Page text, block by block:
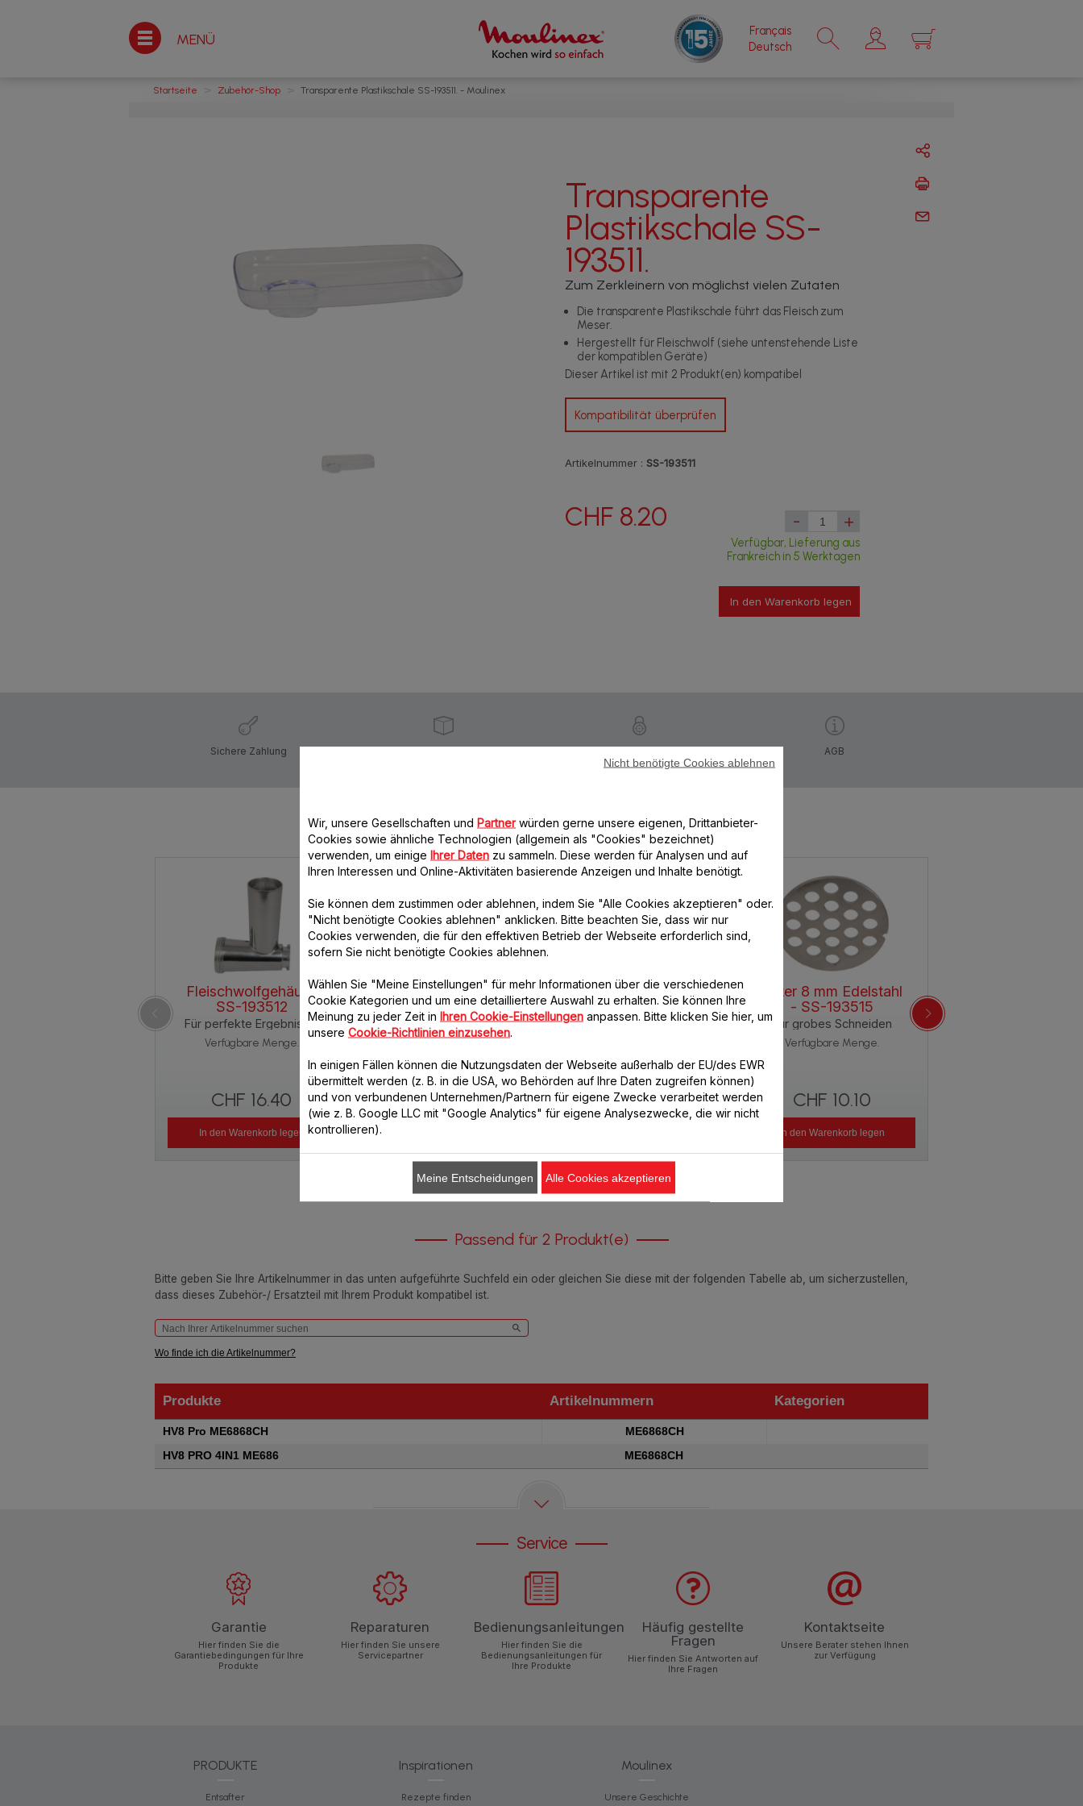
MENÜ
Français
Deutsch
×
Startseite > Zubehör-Shop Transparente Plastikschale SS-193511. - Moulinex
Transparente
Plastikschale SS-
193511.
Zum Zerkleinern von möglichst vielen Zutaten
Die transparente Plastikschale führt das Fleisch zum
Meser.
Hergestellt für Fleischwolf (siehe untenstehende Liste
der kompatiblen Geräte)
Dieser Artikel ist mit 2 Produkt(en) kompatibel
Kompatibilität überprüfen
Artikelnummer : SS-193511
CHF 8.20 - +
Verfügbar, Lieferung aus
Frankreich in 5 Werktagen
In den Warenkorb legen
Sichere Zahlung AGB
Weiteres empfohlenes Zubehör
Fleischwolfgehäuse
SS-193512
Für perfekte Ergebnisse!
Verfügbare Menge.
CHF 16.40
In den Warenkorb legen
Fleischwolf-
Schneckengetriebe-
SS-193513
Bringt das Fleisch in
Verfügbare Menge.
CHF 12.80
Gitter 4,7 mm
Edelstahl - SS-193514
Für feines Schneiden
CHF 10.10
- SS-193515
Für grobes Schneiden
Verfügbare Menge.
CHF 10.10
In den Warenkorb legen
Passend für 2 Produkt(e)
Bitte geben Sie Ihre Artikelnummer in das unten aufgeführte Suchfeld ein oder gleichen Sie diese mit der folgenden Tabelle ab, um sicherzustellen,
dass dieses Zubehör-/ Ersatzteil mit Ihrem Produkt kompatibel ist.
Wo finde ich die Artikelnummer?
Produkte Artikelnummern
Kategorien
Produkte
Artikelnummern
HV8 Pro ME6868CH
ME6868CH
HV8 PRO 4IN1 ME686
ME6868CH
Service
Garantie
Hier finden Sie die
Garantiebedingungen für Ihre
Produkte
Reparaturen
Hier finden Sie unsere
Servicepartner
Bedienungsanleitungen
Hier finden Sie die
Bedienungsanleitungen für
Ihre Produkte
Häufig gestellte
Fragen
Hier finden Sie Antworten auf
Ihre Fragen
Kontaktseite
Unsere Berater stehen Ihnen
zur Verfügung
PRODUKTE
Entsafter
Inspirationen
Rezepte finden
Moulinex
Unsere Geschichte
Wir, unsere Gesellschaften und Partnerwürden gerne unsere eigenen, Drittanbieter-
Cookies sowie ähnliche Technologien (allgemein als "Cookies" bezeichnet)
verwenden, um einige Ihrer Daten zu sammeln. Diese werden für Analysen und auf
Ihren Interessen und Online-Aktivitäten basierende Anzeigen und Inhalte benötigt.
Sie können dem zustimmen oder ablehnen, indem Sie "Alle Cookies akzeptieren" oder.
"Nicht benötigte Cookies ablehnen" anklicken. Bitte beachten Sie, dass wir nur
Cookies verwenden, die für den effektiven Betrieb der Webseite erforderlich sind,
sofern Sie nicht benötigte Cookies ablehnen.
Wählen Sie "Meine Einstellungen" für mehr Informationen über die verschiedenen
Cookie Kategorien und um eine detailliertere Auswahl zu erhalten. Sie können Ihre
Meinung zu jeder Zeit in Ihren Cookie-Einstellungen anpassen. Bitte klicken Sie hier, um
unsere Cookie-Richtlinien einzusehen
In einigen Fällen können die Nutzungsdaten der Webseite außerhalb der EU/des EWR
übermittelt werden (z. B. in die USA, wo Behörden auf Ihre Daten zugreifen können)
und von verbundenen Unternehmen/Partnern für eigene Zwecke verarbeitet werden
(wie z. B. Google LLC mit "Google Analytics" für eigene Analysezwecke, die wir nicht
kontrollieren).
Nicht benötigte Cookies ablehnen
Meine Entscheidungen Alle Cookies akzeptieren